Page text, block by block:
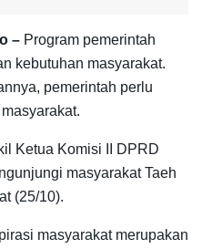
– Program pemerintah
kebutuhan masyarakat.
pemerintah perlu
Ketua Komisi II DPRD
masyarakat Taeh
(25/10).
masyarakat merupakan